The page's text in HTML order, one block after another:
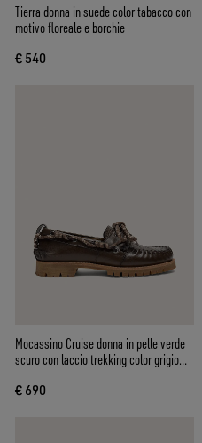
Tierra donna in suede color tabacco con
motivo floreale e borchie
€ 540
Mocassino Cruise donna in pelle verde
scuro con laccio trekking color grigio
€ 690